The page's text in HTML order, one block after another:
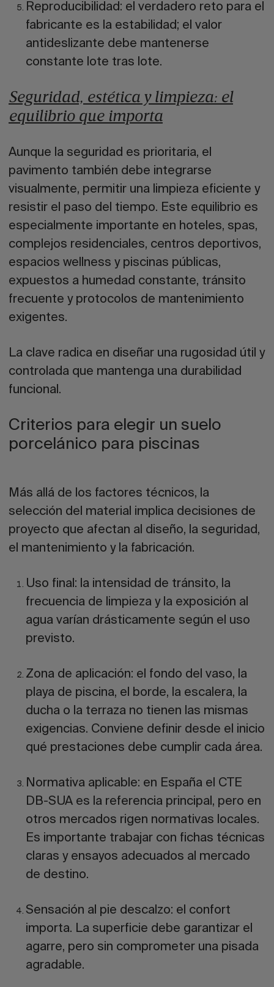
Reproducibilidad: el verdadero reto para el
fabricante es la estabilidad; el valor
antideslizante debe mantenerse
constante lote tras lote.
Seguridad, estética y limpieza: el
equilibrio que importa
Aunque la seguridad es prioritaria, el
pavimento también debe integrarse
visualmente, permitir una limpieza eficiente y
resistir el paso del tiempo. Este equilibrio es
especialmente importante en hoteles, spas,
complejos residenciales, centros deportivos,
espacios wellness y piscinas públicas,
expuestos a humedad constante, tránsito
frecuente y protocolos de mantenimiento
exigentes.
La clave radica en diseñar una rugosidad útil y
controlada que mantenga una durabilidad
funcional.
Criterios para elegir un suelo
porcelánico para piscinas
Más allá de los factores técnicos, la
selección del material implica decisiones de
proyecto que afectan al diseño, la seguridad,
el mantenimiento y la fabricación.
Uso final: la intensidad de tránsito, la
frecuencia de limpieza y la exposición al
agua varían drásticamente según el uso
previsto.
Zona de aplicación: el fondo del vaso, la
playa de piscina, el borde, la escalera, la
ducha o la terraza no tienen las mismas
exigencias. Conviene definir desde el inicio
qué prestaciones debe cumplir cada área.
Normativa aplicable: en España el CTE
DB-SUA es la referencia principal, pero en
otros mercados rigen normativas locales.
Es importante trabajar con fichas técnicas
claras y ensayos adecuados al mercado
de destino.
Sensación al pie descalzo: el confort
importa. La superficie debe garantizar el
agarre, pero sin comprometer una pisada
agradable.